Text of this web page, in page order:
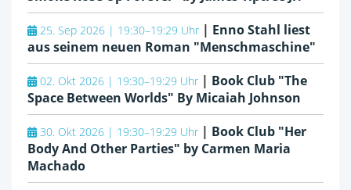
25. Sep 2026 | 19:30–19:29 Uhr | Enno Stahl liest
aus seinem neuen Roman "Menschmaschine"
02. Okt 2026 | 19:30–19:29 Uhr | Book Club "The
Space Between Worlds" By Micaiah Johnson
30. Okt 2026 | 19:30–19:29 Uhr | Book Club "Her
Body And Other Parties" by Carmen Maria
Machado